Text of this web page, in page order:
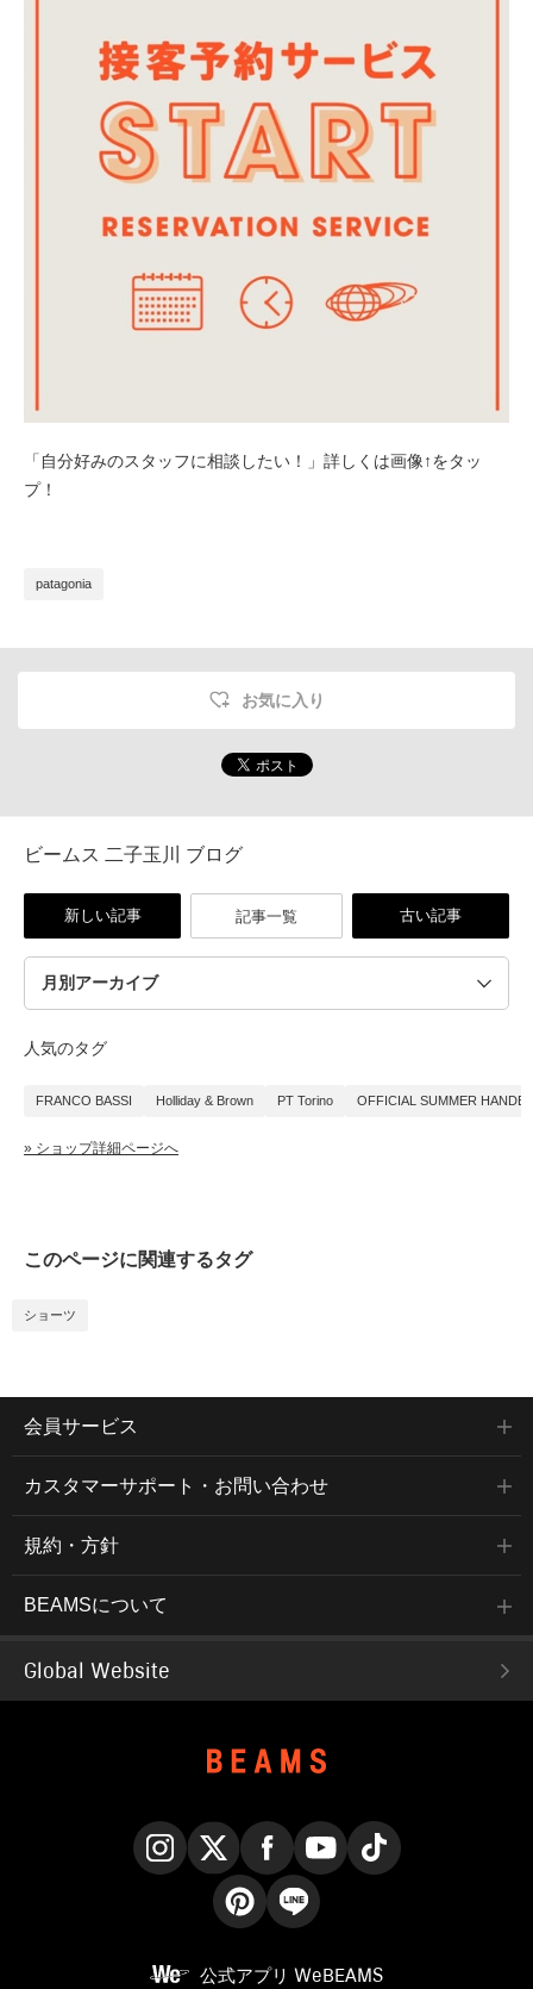
「自分好みのスタッフに相談したい！」詳しくは画像↑をタッ
プ！
patagonia
お気に入り
ビームス 二子玉川 ブログ
新しい記事 記事一覧 古い記事
人気のタグ
FRANCO BASSI Holliday & Brown PT Torino OFFICIAL SUMMER
» ショップ詳細ページへ
このページに関連するタグ
ショーツ
会員サービス
カスタマーサポート・お問い合わせ
規約・方針
BEAMSについて
Global Website
公式アプリ WeBEAMS